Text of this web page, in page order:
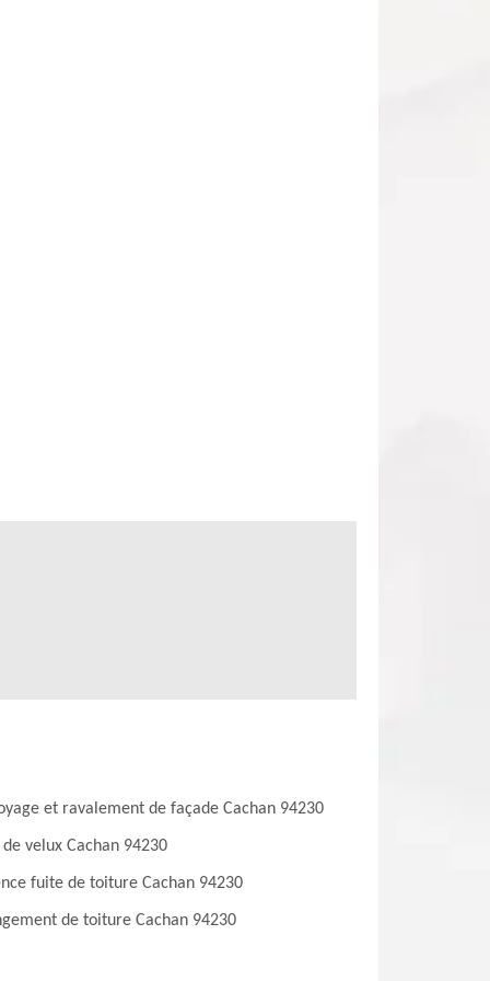
et ravalement de façade Cachan 94230
de velux Cachan 94230
fuite de toiture Cachan 94230
de toiture Cachan 94230